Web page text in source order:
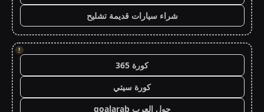
شراء سيارات قديمة تشليح
!
كورة 365
كورة سيتي
جول العرب goalarab